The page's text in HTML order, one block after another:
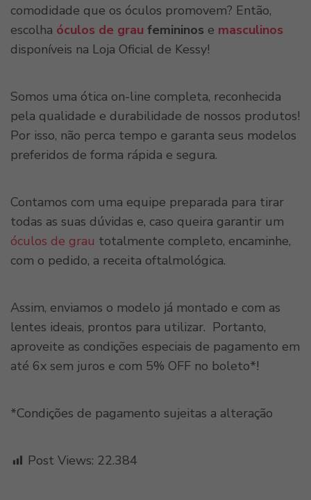
comodidade que os óculos promovem? Então,
escolha óculos de grau femininos e masculinos
disponíveis na Loja Oficial de Kessy!
Somos uma ótica on-line completa, reconhecida
pela qualidade e durabilidade de nossos produtos!
Por isso, não perca tempo e garanta seus modelos
preferidos de forma rápida e segura.
Contamos com uma equipe preparada para tirar
todas as suas dúvidas e, caso queira garantir um
óculos de grau totalmente completo, encaminhe,
com o pedido, a receita oftalmológica.
Assim, enviamos o modelo já montado e com as
lentes ideais, prontos para utilizar. Portanto,
aproveite as condições especiais de pagamento em
até 6x sem juros e com 5% OFF no boleto*!
*Condições de pagamento sujeitas a alteração
Post Views: 22.384